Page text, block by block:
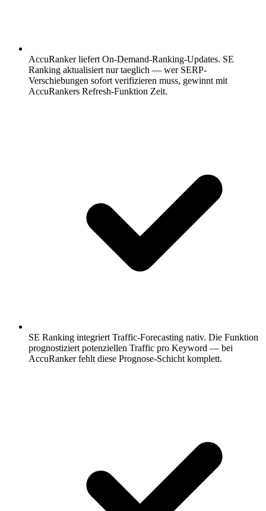
AccuRanker liefert On-Demand-Ranking-Updates. SE
Ranking aktualisiert nur taeglich — wer SERP-
Verschiebungen sofort verifizieren muss, gewinnt mit
AccuRankers Refresh-Funktion Zeit.
SE Ranking integriert Traffic-Forecasting nativ. Die Funktion
prognostiziert potenziellen Traffic pro Keyword — bei
AccuRanker fehlt diese Prognose-Schicht komplett.